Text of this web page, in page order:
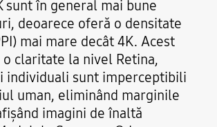
Cursed Clash
First Berserker
Holy Visions of Mana
sunt în general mai bune
deoarece oferă o densitate
mai mare decât 4K. Acest
claritate la nivel Retina,
individuali sunt imperceptibili
uman, eliminând marginile
imagini de înaltă